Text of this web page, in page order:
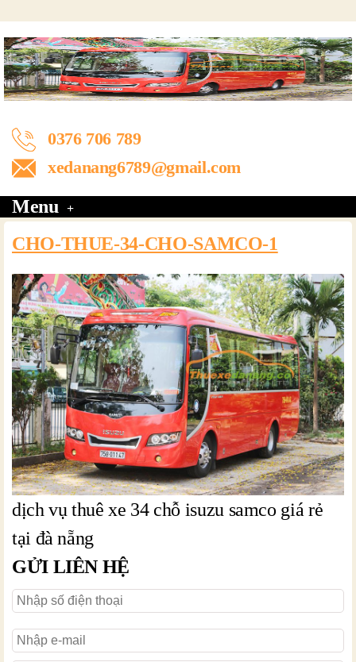
0376 706 789
xedanang6789@gmail.com
Menu
CHO-THUE-34-CHO-SAMCO-1
dịch vụ thuê xe 34 chỗ isuzu samco giá rẻ
tại đà nẵng
GỬI LIÊN HỆ